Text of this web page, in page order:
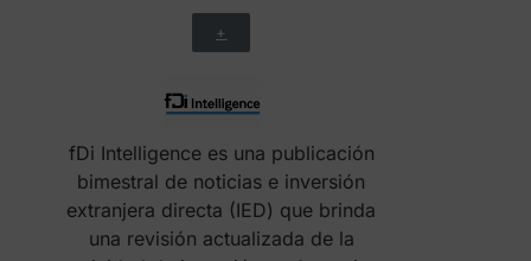
+
fDi Intelligence es una publicación
bimestral de noticias e inversión
extranjera directa (IED) que brinda
una revisión actualizada de la